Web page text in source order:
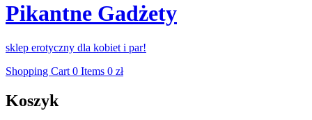
Pikantne Gadżety
sklep erotyczny dla kobiet i par!
Shopping Cart 0 Items 0 zł
Koszyk